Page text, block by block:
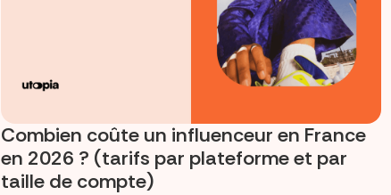
Combien coûte un influenceur en France
en 2026 ? (tarifs par plateforme et par
taille de compte)